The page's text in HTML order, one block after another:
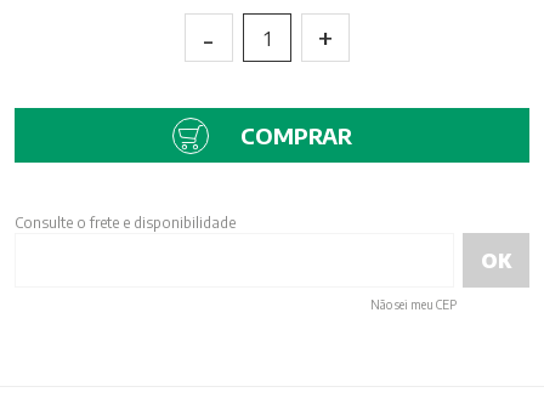
- 1 +
COMPRAR
Consulte o frete e disponibilidade
Não sei meu CEP